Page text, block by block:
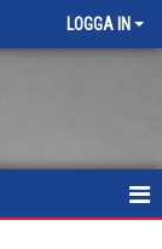
LOGGA IN